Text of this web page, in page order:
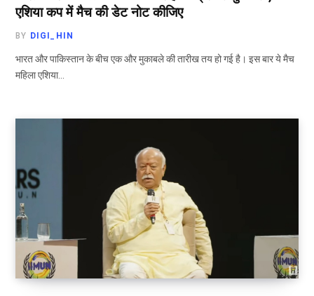
एशिया कप में मैच की डेट नोट कीजिए
BY DIGI_HIN
भारत और पाकिस्तान के बीच एक और मुकाबले की तारीख तय हो गई है। इस बार ये मैच
महिला एशिया…